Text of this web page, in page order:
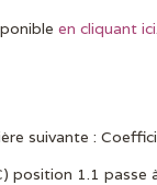
en cliquant ici.
suivante :
position 1.1